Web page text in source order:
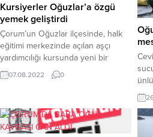
Kursiyerler Oğuzlar’a özgü
yemek geliştirdi
Çorum’un Oğuzlar ilçesinde, halk
eğitimi merkezinde açılan aşçı
yardımcılığı kursunda yeni bir
yemek çeşidi ortaya çıkartıldı.
Oğuzlar’da yetiştirilen ve coğrafi
oldu.Oğuzlar Halk Eğitimi
Merkezinde yetişkinler için açılan
07.08.2022 0
ile